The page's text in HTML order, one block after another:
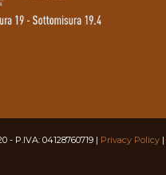
- P.IVA: 04128760719 | Privacy Policy |